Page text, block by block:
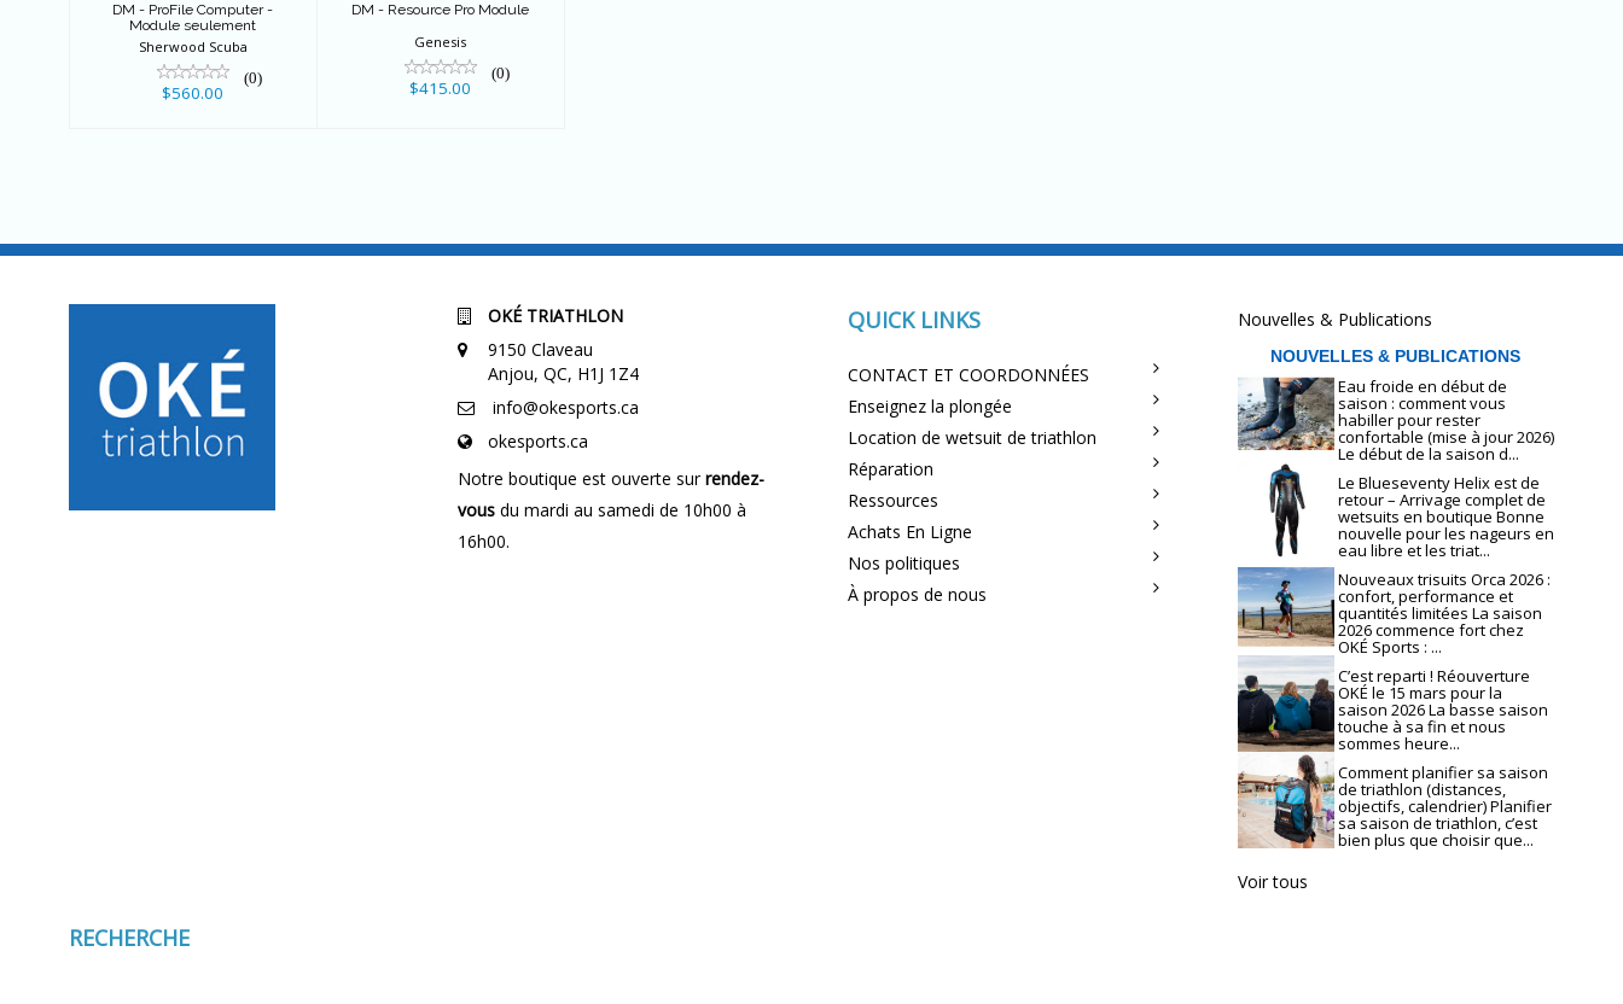
DM - ProFile Computer -
Module seulement
Sherwood Scuba
(0)
$560.00
DM - Resource Pro Module
Genesis
(0)
$415.00
OKÉ TRIATHLON
9150 Claveau
Anjou, QC, H1J 1Z4
info@okesports.ca
okesports.ca
Notre boutique est ouverte surrendez-
vous du mardi au samedi de 10h00 à
16h00.
QUICK LINKS
CONTACT ET COORDONNÉES
Enseignez la plongée
Location de wetsuit de triathlon
Réparation
Ressources
Achats En Ligne
Nos politiques
À propos de nous
Nouvelles & Publications
NOUVELLES & PUBLICATIONS
Eau froide en début de
saison : comment vous
habiller pour rester
confortable (mise à jour 2026)
Le début de la saison d...
Le Blueseventy Helix est de
retour – Arrivage complet de
wetsuits en boutique Bonne
nouvelle pour les nageurs en
eau libre et les triat...
Nouveaux trisuits Orca 2026 :
confort, performance et
quantités limitées La saison
2026 commence fort chez
OKÉ Sports : ...
C’est reparti ! Réouverture
OKÉ le 15 mars pour la
saison 2026 La basse saison
touche à sa fin et nous
sommes heure...
Comment planifier sa saison
de triathlon (distances,
objectifs, calendrier) Planifier
sa saison de triathlon, c’est
bien plus que choisir que...
Voir tous
RECHERCHE